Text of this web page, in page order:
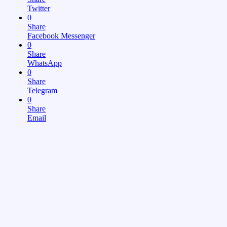
Twitter
0
Share
Facebook Messenger
0
Share
WhatsApp
0
Share
Telegram
0
Share
Email